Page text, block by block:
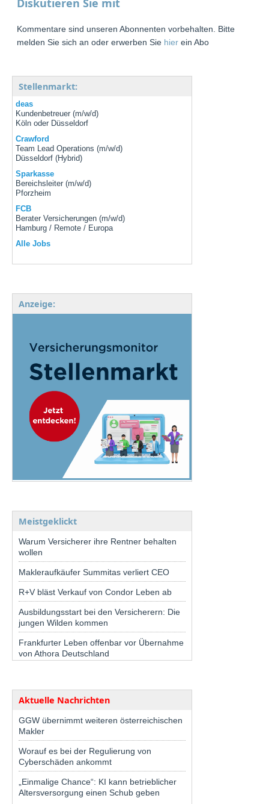
Diskutieren Sie mit
Kommentare sind unseren Abonnenten vorbehalten. Bitte
melden Sie sich an oder erwerben Sie hier ein Abo
Stellenmarkt:
deas
Kundenbetreuer (m/w/d)
Köln oder Düsseldorf
Crawford
Team Lead Operations (m/w/d)
Düsseldorf (Hybrid)
Sparkasse
Bereichsleiter (m/w/d)
Pforzheim
FCB
Berater Versicherungen (m/w/d)
Hamburg / Remote / Europa
Alle Jobs
Anzeige:
Meistgeklickt
Warum Versicherer ihre Rentner behalten
wollen
Makleraufkäufer Summitas verliert CEO
R+V bläst Verkauf von Condor Leben ab
Ausbildungsstart bei den Versicherern: Die
jungen Wilden kommen
Frankfurter Leben offenbar vor Übernahme
von Athora Deutschland
Aktuelle Nachrichten
GGW übernimmt weiteren österreichischen
Makler
Worauf es bei der Regulierung von
Cyberschäden ankommt
„Einmalige Chance“: KI kann betrieblicher
Altersversorgung einen Schub geben